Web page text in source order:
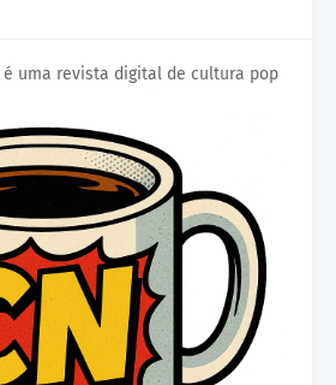
é uma revista digital de cultura pop